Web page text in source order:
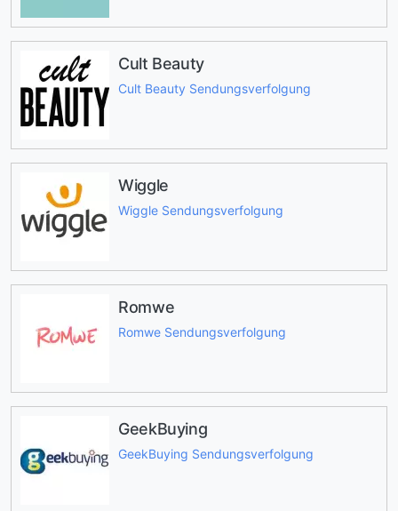
Cult Beauty
Cult Beauty Sendungsverfolgung
Wiggle
Wiggle Sendungsverfolgung
Romwe
Romwe Sendungsverfolgung
GeekBuying
GeekBuying Sendungsverfolgung